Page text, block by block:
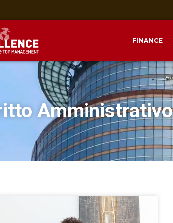
FINANCE
Amministrativo